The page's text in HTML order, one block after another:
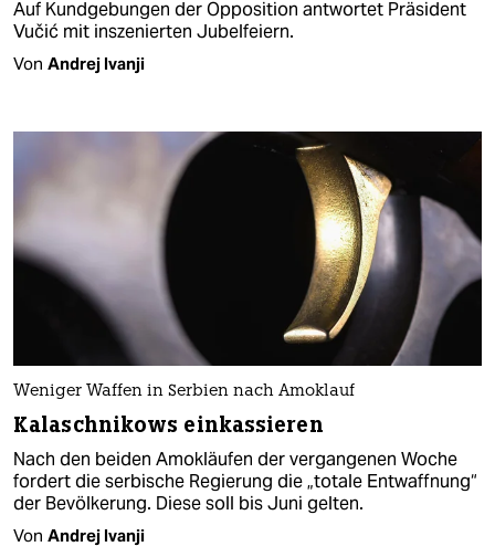
Auf Kundgebungen der Opposition antwortet Präsident
Vučić mit inszenierten Jubelfeiern.
Von Andrej Ivanji
Weniger Waffen in Serbien nach Amoklauf
Kalaschnikows einkassieren
Nach den beiden Amokläufen der vergangenen Woche
fordert die serbische Regierung die „totale Entwaffnung“
der Bevölkerung. Diese soll bis Juni gelten.
Von Andrej Ivanji